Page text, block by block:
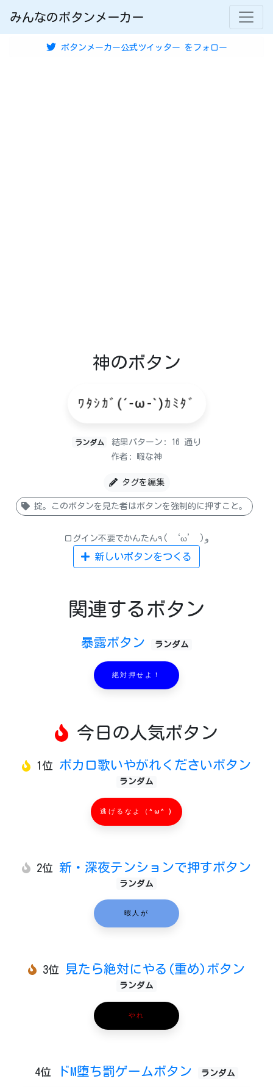
みんなのボタンメーカー
ボタンメーカー公式ツイッター をフォロー
神のボタン
ﾜﾀｼｶﾞ(´-ω-`)ｶﾐﾀﾞ
ランダム
結果パターン: 16 通り
作者: 暇な神
タグを編集
掟。このボタンを見た者はボタンを強制的に押すこと。
ログイン不要でかんたん٩( ‘ω’ )و
新しいボタンをつくる
関連するボタン
暴露ボタン ランダム
絶対押せよ！
今日の人気ボタン
1位 ボカロ歌いやがれくださいボタン
ランダム
逃げるなよ（^ω^ )
2位 新・深夜テンションで押すボタン
ランダム
暇人が
3位 見たら絶対にやる(重め)ボタン
ランダム
やれ
4位 ドM堕ち罰ゲームボタン ランダム